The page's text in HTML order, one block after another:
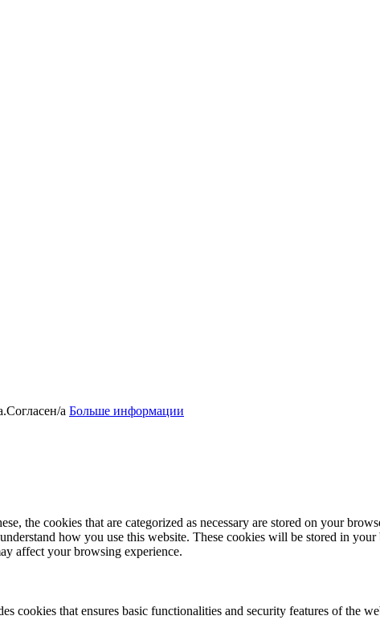
Согласен/а Больше информации
the cookies that are categorized as necessary are stored on your
how you use this website. These cookies will be stored in
affect your browsing experience.
cookies that ensures basic functionalities and security features of the